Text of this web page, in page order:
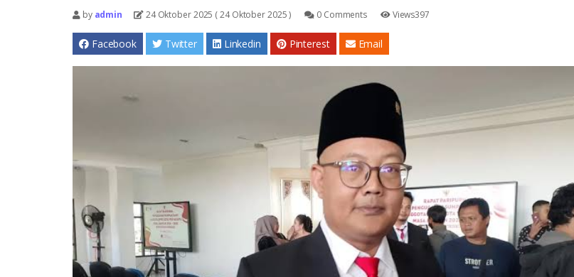
byadmin 24 Oktober 2025 ( 24 Oktober 2025 ) 0 Comments Views397
Facebook Twitter Linkedin Pinterest Email